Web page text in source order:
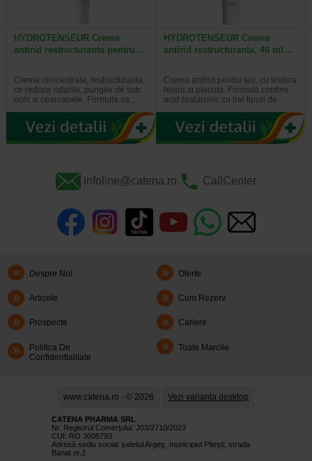
HYDROTENSEUR Crema
antirid restructuranta pentru…
Crema concentrata, restructuranta,
ce reduce ridurile, pungile de sub
ochi si cearcanele. Formula sa…
HYDROTENSEUR Crema
antirid restructuranta, 40 ml…
Crema antirid pentru ten, cu textura
lejera si placuta. Formula contine
acid hialuronic cu trei tipuri de…
infoline@catena.ro CallCenter
Despre Noi Oferte
Articole Cum Rezerv
Prospecte Cariere
Politica De
Confidentialitate
Toate Marcile
www.catena.ro - © 2026 Vezi varianta desktop
CATENA PHARMA SRL
Nr. Registrul Comerţului: J03/2710/2023
CUI: RO 3008793
Adresă sediu social: judetul Argeş, municipiul Piteşti, strada
Banat nr.2